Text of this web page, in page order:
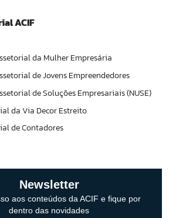
ACIF
da Mulher Empresária
de Jovens Empreendedores
de Soluções Empresariais (NUSE)
da Via Decor Estreito
de Contadores
Newsletter
aos conteúdos da ACIF e fique por
dentro das novidades